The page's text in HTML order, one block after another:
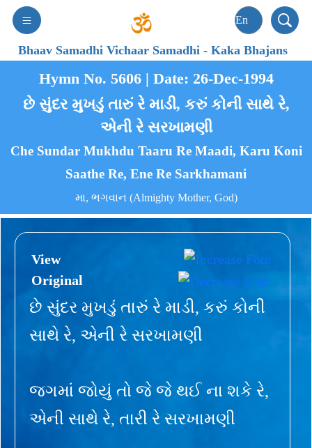
Bhaav Samadhi Vichaar Samadhi-Kaka Bhajans
Hymn No. 5606 | Date: 26-Dec-1994
છે સુંદર મુખડું તારું રે માડી, કરું કોની સાથે રે,
એની રે સરખામણી
Che Sundar Mukhdu Taaru Re Maadi, Karu Koni
Saathe Re, Ene Re Sarkhamani
મા, ભગવાન (Almighty Mother, God)
View
Original
છે સુંદર મુખડું તારું રે માડી, કરું કોની
સાથે રે, એની રે સરખામણી
જગમાં જોયું તો જે જે થઈ ના શકે રે,
એની સાથે રે, તારી રે સરખામણી